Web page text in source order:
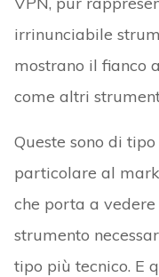
irrinunciabile
mostrano il fianco
come altri
Queste sono di
particolare al
che porta a vedere
strumento
tipo più tecnico. E